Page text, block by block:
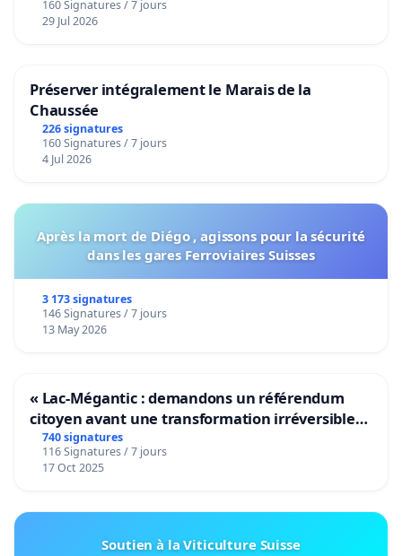
160 Signatures / 7 jours
29 Jul 2026
Préserver intégralement le Marais de la
Chaussée
226 signatures
160 Signatures / 7 jours
4 Jul 2026
Après la mort de Diégo , agissons pour la sécurité
dans les gares Ferroviaires Suisses
3 173 signatures
146 Signatures / 7 jours
13 May 2026
« Lac-Mégantic : demandons un référendum
citoyen avant une transformation irréversible
de notre territoire »
740 signatures
116 Signatures / 7 jours
17 Oct 2025
Soutien à la Viticulture Suisse